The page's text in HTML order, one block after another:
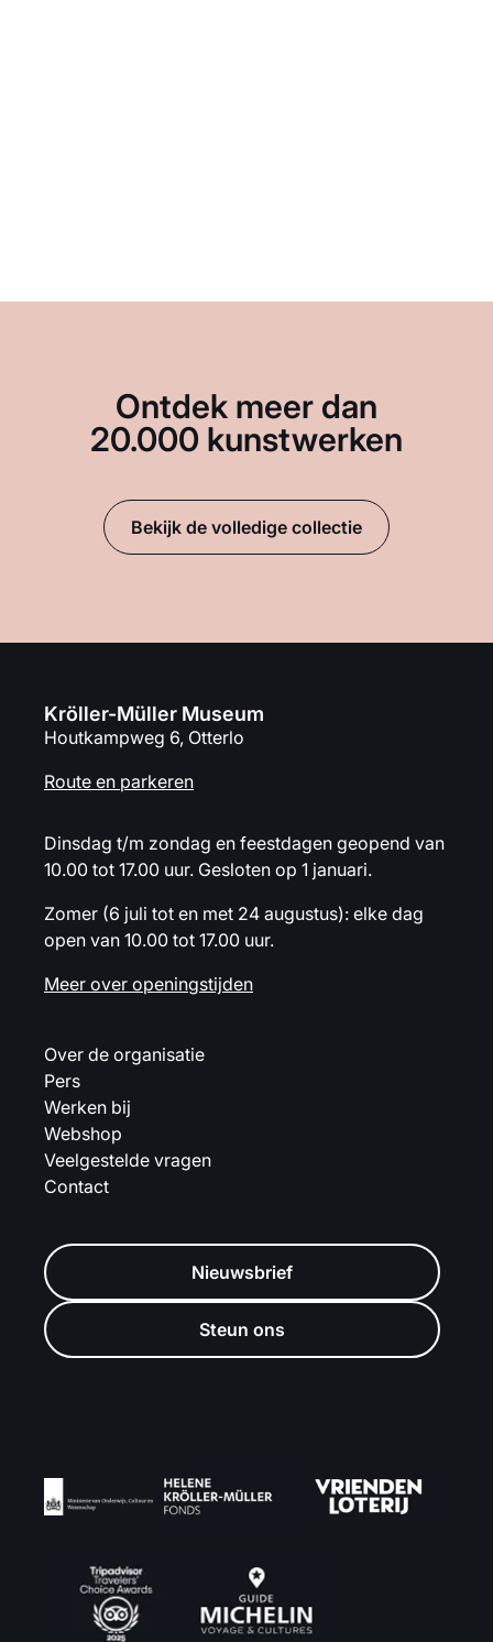
Ontdek meer dan
20.000 kunstwerken
Bekijk de volledige collectie
Kröller-Müller Museum
Houtkampweg 6, Otterlo
Route en parkeren
Dinsdag t/m zondag en feestdagen geopend van
10.00 tot 17.00 uur. Gesloten op 1 januari.
Zomer (6 juli tot en met 24 augustus): elke dag
open van 10.00 tot 17.00 uur.
Meer over openingstijden
Over de organisatie
Pers
Werken bij
Webshop
Veelgestelde vragen
Contact
Nieuwsbrief
Steun ons